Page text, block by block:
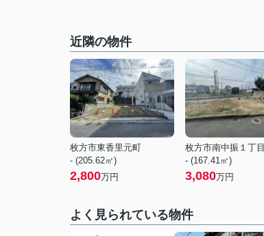
近隣の物件
枚方市東香里元町
- (205.62㎡)
2,800万円
枚方市南中振１丁目
- (167.41㎡)
3,080万円
よく見られている物件